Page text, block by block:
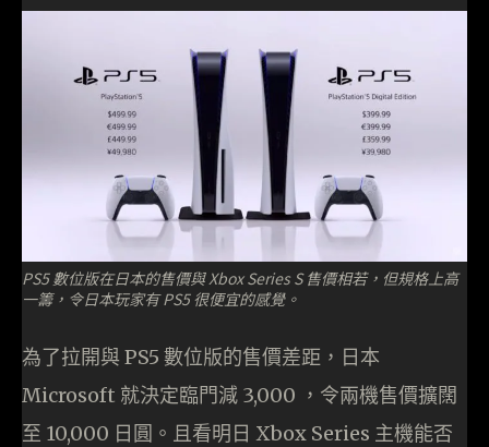
PS5 數位版在日本的售價與 Xbox Series S 售價相若，但規格上高
一籌，令日本玩家有 PS5 很便宜的感覺。
為了拉開與 PS5 數位版的售價差距，日本
Microsoft 就決定臨門減 3,000 ，令兩機售價擴闊
至 10,000 日圓。且看明日 Xbox Series 主機能否